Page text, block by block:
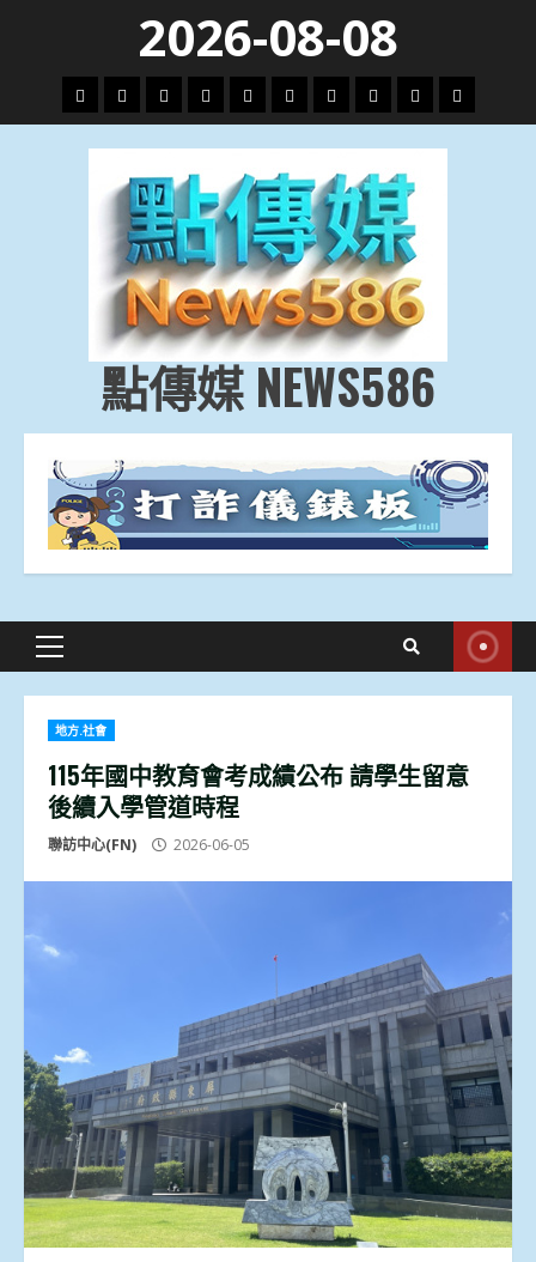
content
2026-08-08
頭
條
財
經
地
方.
會
文
教.
技
專
題
娛
樂
劇
政
治
國
際
運
動
生
活
點傳媒 NEWS586
Primary
地方.社會
115年國中教育會考成績公布 請學生留意
後續入學管道時程
聯訪中心(FN) 2026-06-05